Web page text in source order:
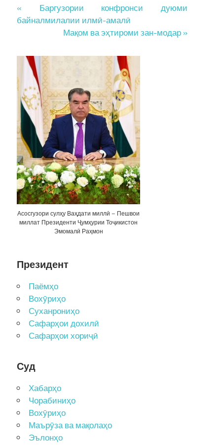
Post
navigation
« Баргузории конфронси дуюми
байналмилалии илмӣ-амалӣ
Мақом ва эҳтироми зан-модар »
Асосгузори сулҳу Ваҳдати миллӣ – Пешвои
миллат Президенти Ҷумҳурии Тоҷикистон
Эмомалӣ Раҳмон
Президент
Паёмҳо
Вохӯриҳо
Суханрониҳо
Сафарҳои дохилӣ
Сафарҳои хориҷӣ
Суд
Хабарҳо
Чорабиниҳо
Вохӯриҳо
Маърӯза ва мақолаҳо
Эълонҳо